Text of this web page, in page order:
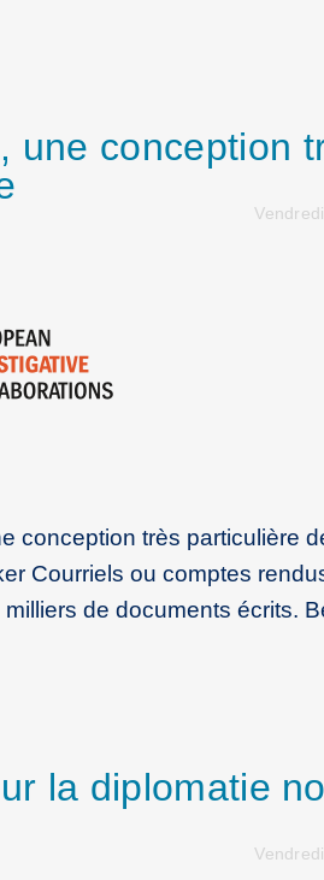
une conception
conception très particulière
Courriels ou comptes
de documents écrits.
la diplomatie